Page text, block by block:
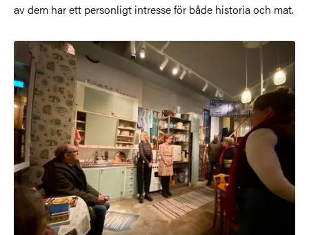
av dem har ett personligt intresse för både historia och mat.